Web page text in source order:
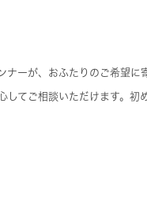
ナーが、おふたりのご希望
してご相談いただけます。